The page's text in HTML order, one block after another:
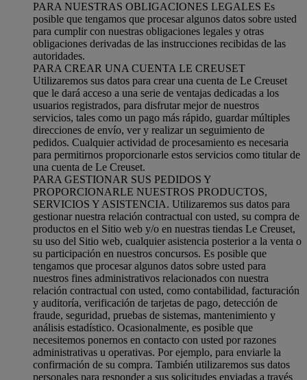
PARA NUESTRAS OBLIGACIONES LEGALES Es
posible que tengamos que procesar algunos datos sobre usted
para cumplir con nuestras obligaciones legales y otras
obligaciones derivadas de las instrucciones recibidas de las
autoridades.
PARA CREAR UNA CUENTA LE CREUSET
Utilizaremos sus datos para crear una cuenta de Le Creuset
que le dará acceso a una serie de ventajas dedicadas a los
usuarios registrados, para disfrutar mejor de nuestros
servicios, tales como un pago más rápido, guardar múltiples
direcciones de envío, ver y realizar un seguimiento de
pedidos. Cualquier actividad de procesamiento es necesaria
para permitirnos proporcionarle estos servicios como titular de
una cuenta de Le Creuset.
PARA GESTIONAR SUS PEDIDOS Y
PROPORCIONARLE NUESTROS PRODUCTOS,
SERVICIOS Y ASISTENCIA. Utilizaremos sus datos para
gestionar nuestra relación contractual con usted, su compra de
productos en el Sitio web y/o en nuestras tiendas Le Creuset,
su uso del Sitio web, cualquier asistencia posterior a la venta o
su participación en nuestros concursos. Es posible que
tengamos que procesar algunos datos sobre usted para
nuestros fines administrativos relacionados con nuestra
relación contractual con usted, como contabilidad, facturación
y auditoría, verificación de tarjetas de pago, detección de
fraude, seguridad, pruebas de sistemas, mantenimiento y
análisis estadístico. Ocasionalmente, es posible que
necesitemos ponernos en contacto con usted por razones
administrativas u operativas. Por ejemplo, para enviarle la
confirmación de su compra. También utilizaremos sus datos
personales para responder a sus solicitudes enviadas a través